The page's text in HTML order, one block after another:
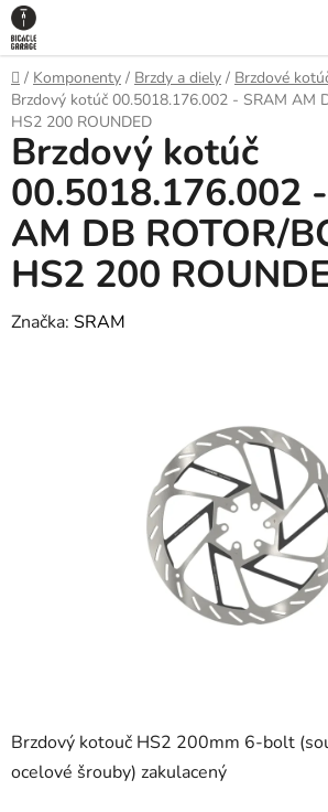
Prejsť
na
obsah
Domov
/ Komponenty / Brzdy a diely / Brzdové
Brzdový kotúč 00.5018.176.002 - SRAM AM
HS2 200 ROUNDED
Brzdový kotouč HS2 200mm 6-bolt
ocelové šrouby) zakulacený
Brzdový kotúč
00.5018.176.002
AM DB ROTOR/
HS2 200
Značka: SRAM